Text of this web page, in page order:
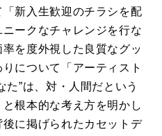
新入生歓迎のチラシを配
ークなチャレンジを行な
を度外視した良質なグッ
について「アーティスト
た”は、対・人間だという
根本的な考え方を明かし
に掲げられたカセットデ